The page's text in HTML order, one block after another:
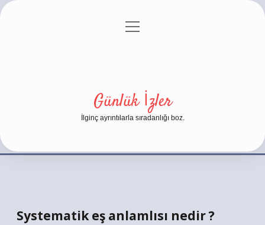
Gizlilik Politikası
menüyü
Günlük İzler
İlginç ayrıntılarla sıradanlığı boz.
Systematik eş anlamlısı nedir ?